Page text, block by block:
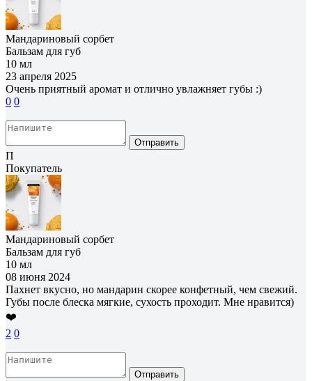
Мандариновый сорбет
Бальзам для губ
10 мл
23 апреля 2025
Очень приятный аромат и отлично увлажняет губы :)
0 0
Отправить
П
Покупатель
Мандариновый сорбет
Бальзам для губ
10 мл
08 июня 2024
Пахнет вкусно, но мандарин скорее конфетный, чем свежий.
Губы после блеска мягкие, сухость проходит. Мне нравится)
❤️
2 0
Отправить